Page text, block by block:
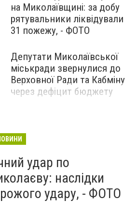
на Миколаївщині: за добу
рятувальники ліквідували
31 пожежу, - ФОТО
Депутати Миколаївської
міськради звернулися до
Верховної Ради та Кабміну
через дефіцит бюджету
удар по
наслідки
удару, - ФОТО